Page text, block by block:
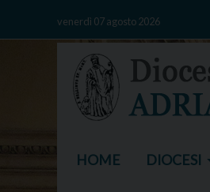
venerdì 07 agosto 2026
HOME DIOCESI